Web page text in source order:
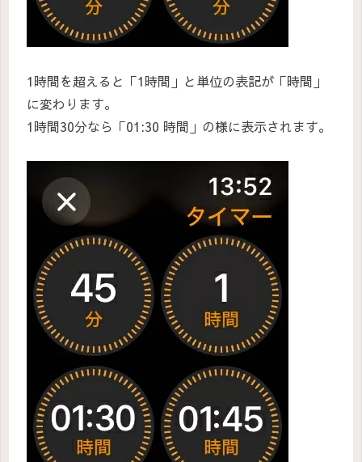
1時間を超えると「1時間」と単位の表記が「時間」
に変わります。
1時間30分なら「01:30 時間」の様に表示されます。